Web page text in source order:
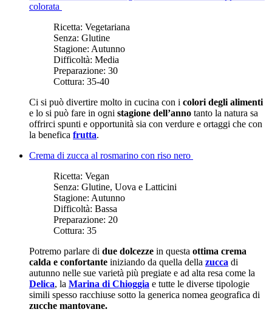
colorata
Ricetta: Vegetariana
Senza: Glutine
Stagione: Autunno
Difficoltà: Media
Preparazione: 30
Cottura: 35-40
Ci si può divertire molto in cucina con i colori degli alimenti
e lo si può fare in ogni stagione dell’anno tanto la natura sa
offrirci spunti e opportunità sia con verdure e ortaggi che con
la benefica frutta.
Crema di zucca al rosmarino con riso nero
Ricetta: Vegan
Senza: Glutine, Uova e Latticini
Stagione: Autunno
Difficoltà: Bassa
Preparazione: 20
Cottura: 35
Potremo parlare di due dolcezze in questa ottima crema
calda e confortante iniziando da quella della zucca di
autunno nelle sue varietà più pregiate e ad alta resa come la
Delica, la Marina di Chioggia e tutte le diverse tipologie
simili spesso racchiuse sotto la generica nomea geografica di
zucche mantovane.